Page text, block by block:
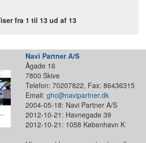
fra 1 til 13 ud af 13
Navi Partner A/S
Ågade 16
7800 Skive
Telefon: 70207822, Fax: 86436315
Email: ghc@navipartner.dk
2004-05-18: Navi Partner A/S
2012-10-21: Havnegade 39
2012-10-21: 1058 København K